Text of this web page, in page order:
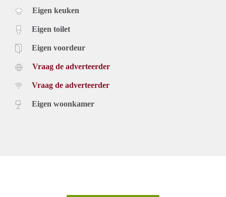
Eigen keuken
Eigen toilet
Eigen voordeur
Vraag de adverteerder
Vraag de adverteerder
Eigen woonkamer